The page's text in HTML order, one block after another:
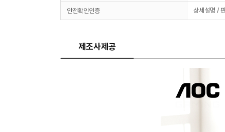
안전확인인증 상세설명 /
제조사제공